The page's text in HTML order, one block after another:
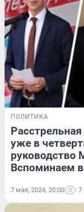
ПОЛИТИКА
уже в
руководство
Вспоминаем
7 мая, 2024, 20:00 7